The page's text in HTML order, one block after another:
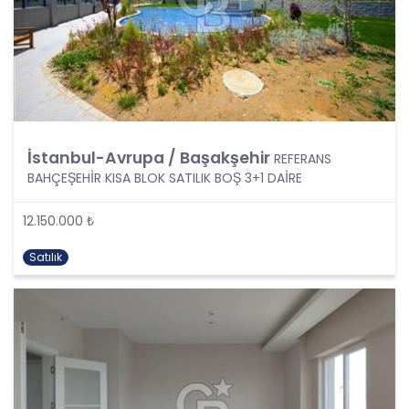
Şartlarından Bir veya Birkaçına Dayalı Olarak
Kanunun 4. Maddedeki Temel İlkelerin Tümüne
Uygun Şekilde Yürütülmesi
Kişisel veriler kural olarak, KVK Kanunu’nun 5.
maddesinde belirtilen şartlardan bir veya
birkaçına uygun olarak işlenecek CB Gayrimenkul
A.Ş. tarafından, Şirket iş birimlerinin yürütmekte
olduğu kişisel veri işleme faaliyetlerinin bu
yürütülüp yürütülmediği tespit edilecek, bu
şartlardan bir veya bir kaçını sağlamayan kişisel
veri işleme faaliyetleri süreçlerde yer
almayacaktır. Kişisel veri işleme faaliyetlerinin
kişisel veri işleme şartlarından bir veya birkaçına
dayalı olarak yürütülmesinin sağlanmasının yanı
sıra tüm kişisel veri işleme faaliyetlerinde KVK
Kanunu’nun 4üncü maddesinde belirtilen ve
Politikanın III. bölümlerinde belirtilen tüm ilkelere
uygun hareket edilmesi ve söz konusu ilkeleri
içinde barındırması sağlanacaktır. Özel nitelikteki
İstanbul-Avrupa / Başakşehir REFERANS
BAHÇEŞEHİR KISA BLOK SATILIK BOŞ 3+1 DAİRE
12.150.000 ₺
Satılık